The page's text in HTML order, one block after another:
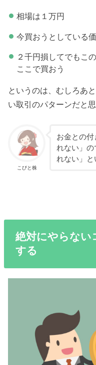
相場は１万円
今買おうとしている
２千円損してでもこ
ここで買おう
というのは、むしろあ
い取引のパターンだと思
こびと株
お金との
れない」
れない」
絶対にやらな
する